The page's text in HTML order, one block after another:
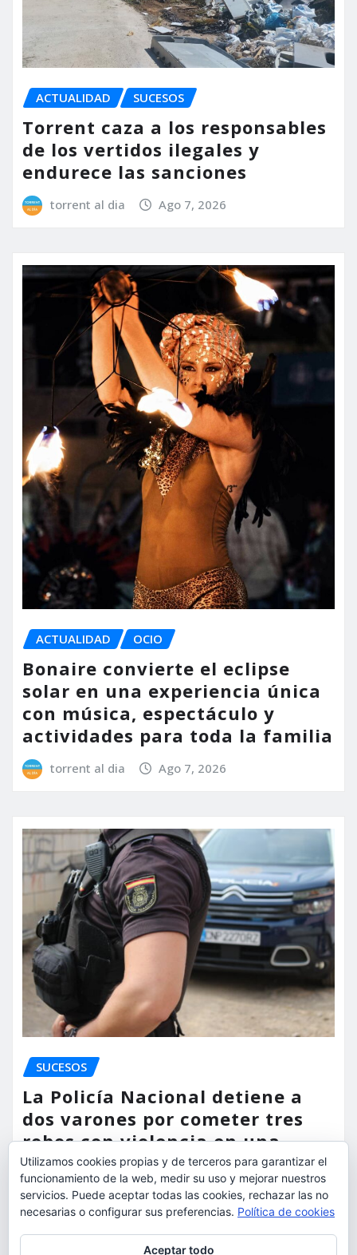
ACTUALIDAD SUCESOS
Torrent caza a los responsables
de los vertidos ilegales y
endurece las sanciones
torrent al dia Ago 7, 2026
ACTUALIDAD OCIO
Bonaire convierte el eclipse
solar en una experiencia única
con música, espectáculo y
actividades para toda la familia
torrent al dia Ago 7, 2026
SUCESOS
La Policía Nacional detiene a
dos varones por cometer tres
robos con violencia en una
misma mañana
torrent al dia Ago 7, 2026
Utilizamos cookies propias y de terceros para garantizar el
funcionamiento de la web, medir su uso y mejorar nuestros
servicios. Puede aceptar todas las cookies, rechazar las no
necesarias o configurar sus preferencias. Política de cookies
Aceptar todo